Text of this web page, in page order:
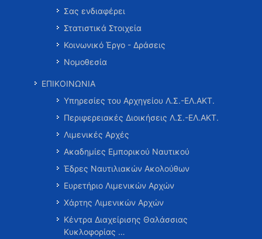
Σας ενδιαφέρει
Στατιστικά Στοιχεία
Κοινωνικό Έργο - Δράσεις
Νομοθεσία
ΕΠΙΚΟΙΝΩΝΙΑ
Υπηρεσίες του Αρχηγείου Λ.Σ.-ΕΛ.ΑΚΤ.
Περιφερειακές Διοικήσεις Λ.Σ.-ΕΛ.ΑΚΤ.
Λιμενικές Αρχές
Ακαδημίες Εμπορικού Ναυτικού
Έδρες Ναυτιλιακών Ακολούθων
Ευρετήριο Λιμενικών Αρχών
Χάρτης Λιμενικών Αρχών
Κέντρα Διαχείρισης Θαλάσσιας
Κυκλοφορίας …